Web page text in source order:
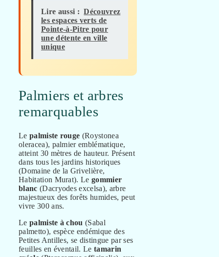
Lire aussi : Découvrez
les espaces verts de
Pointe-à-Pitre pour
une détente en ville
unique
Palmiers et arbres
remarquables
Le palmiste rouge (Roystonea
oleracea), palmier emblématique,
atteint 30 mètres de hauteur. Présent
dans tous les jardins historiques
(Domaine de la Grivelière,
Habitation Murat). Legommier
blanc (Dacryodes excelsa), arbre
majestueux des forêts humides, peut
vivre 300 ans.
Le palmiste à chou (Sabal
palmetto), espèce endémique des
Petites Antilles, se distingue par ses
feuilles en éventail. Le tamarin